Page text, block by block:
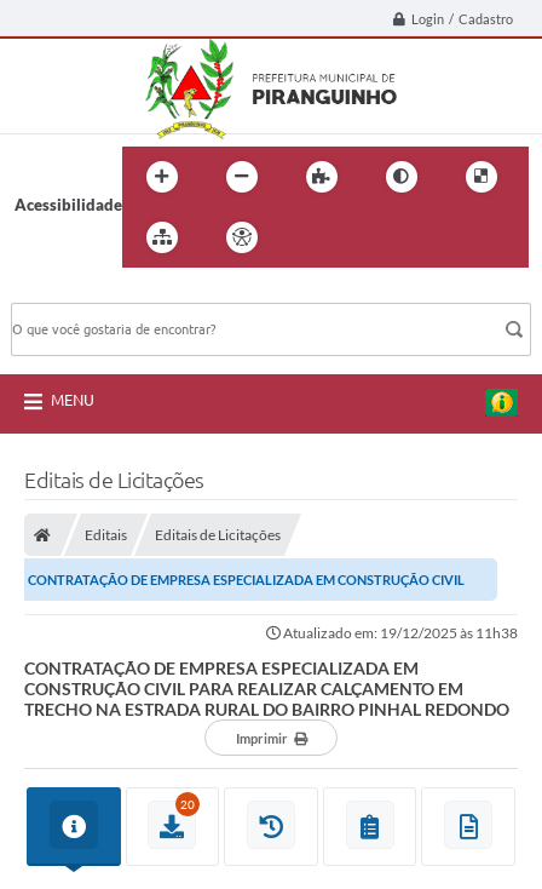
Login / Cadastro
Acessibilidade
MENU
Editais de Licitações
Editais Editais de Licitações
CONTRATAÇÃO DE EMPRESA ESPECIALIZADA EM CONSTRUÇÃO CIVIL
Atualizado em: 19/12/2025 às 11h38
CONTRATAÇÃO DE EMPRESA ESPECIALIZADA EM
CONSTRUÇÃO CIVIL PARA REALIZAR CALÇAMENTO EM
TRECHO NA ESTRADA RURAL DO BAIRRO PINHAL REDONDO
Imprimir
20